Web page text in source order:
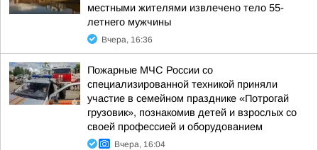
местными жителями извлечено тело 55-
летнего мужчины
Вчера, 16:36
Пожарные МЧС России со
специализированной техникой приняли
участие в семейном празднике «Потрогай
грузовик», познакомив детей и взрослых со
своей профессией и оборудованием
Вчера, 16:04